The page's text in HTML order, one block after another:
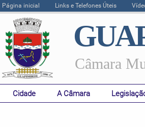
Página inicial Links e Telefones Úteis
Câmara
Cidade A Câmara